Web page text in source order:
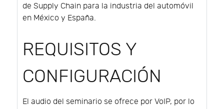
de Supply Chain para la industria del automóvil
en México y España.
REQUISITOS Y
CONFIGURACIÓN
El audio del seminario se ofrece por VoIP, por lo